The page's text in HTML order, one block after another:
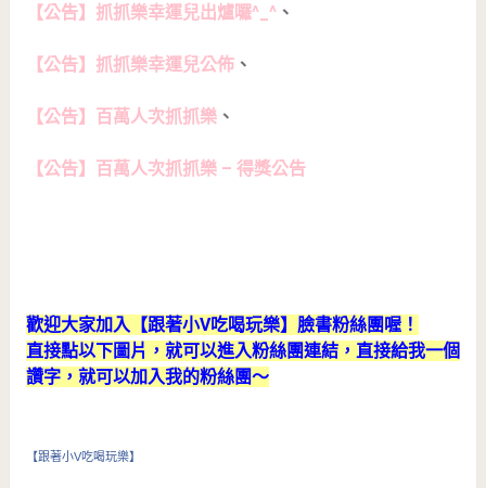
【公告】抓抓樂幸運兒出爐囉^_^、
【公告】抓抓樂幸運兒公佈、
【公告】百萬人次抓抓樂、
【公告】百萬人次抓抓樂 – 得獎公告
歡迎大家加入【跟著小V吃喝玩樂】臉書粉絲團喔！
直接點以下圖片，就可以進入粉絲團連結，直接給我一個
讚字，就可以加入我的粉絲團～
【跟著小V吃喝玩樂】